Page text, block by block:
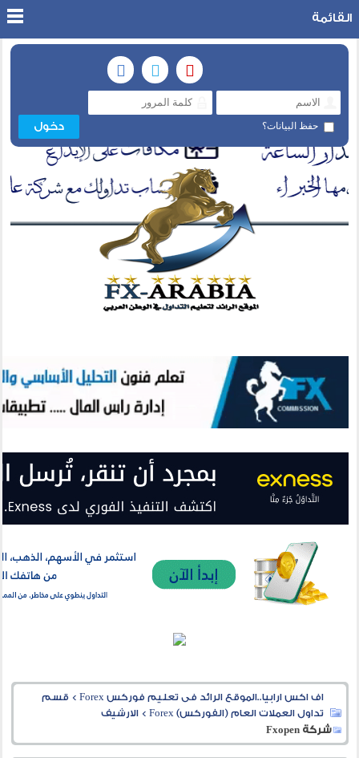
حفظ البيانات؟
القائمة
اف اكس ارابيا..الموقع الرائد فى تعليم فوركس Forex > قسم
تداول العملات العام (الفوركس) Forex
>الارشيف
شركة Fxopen